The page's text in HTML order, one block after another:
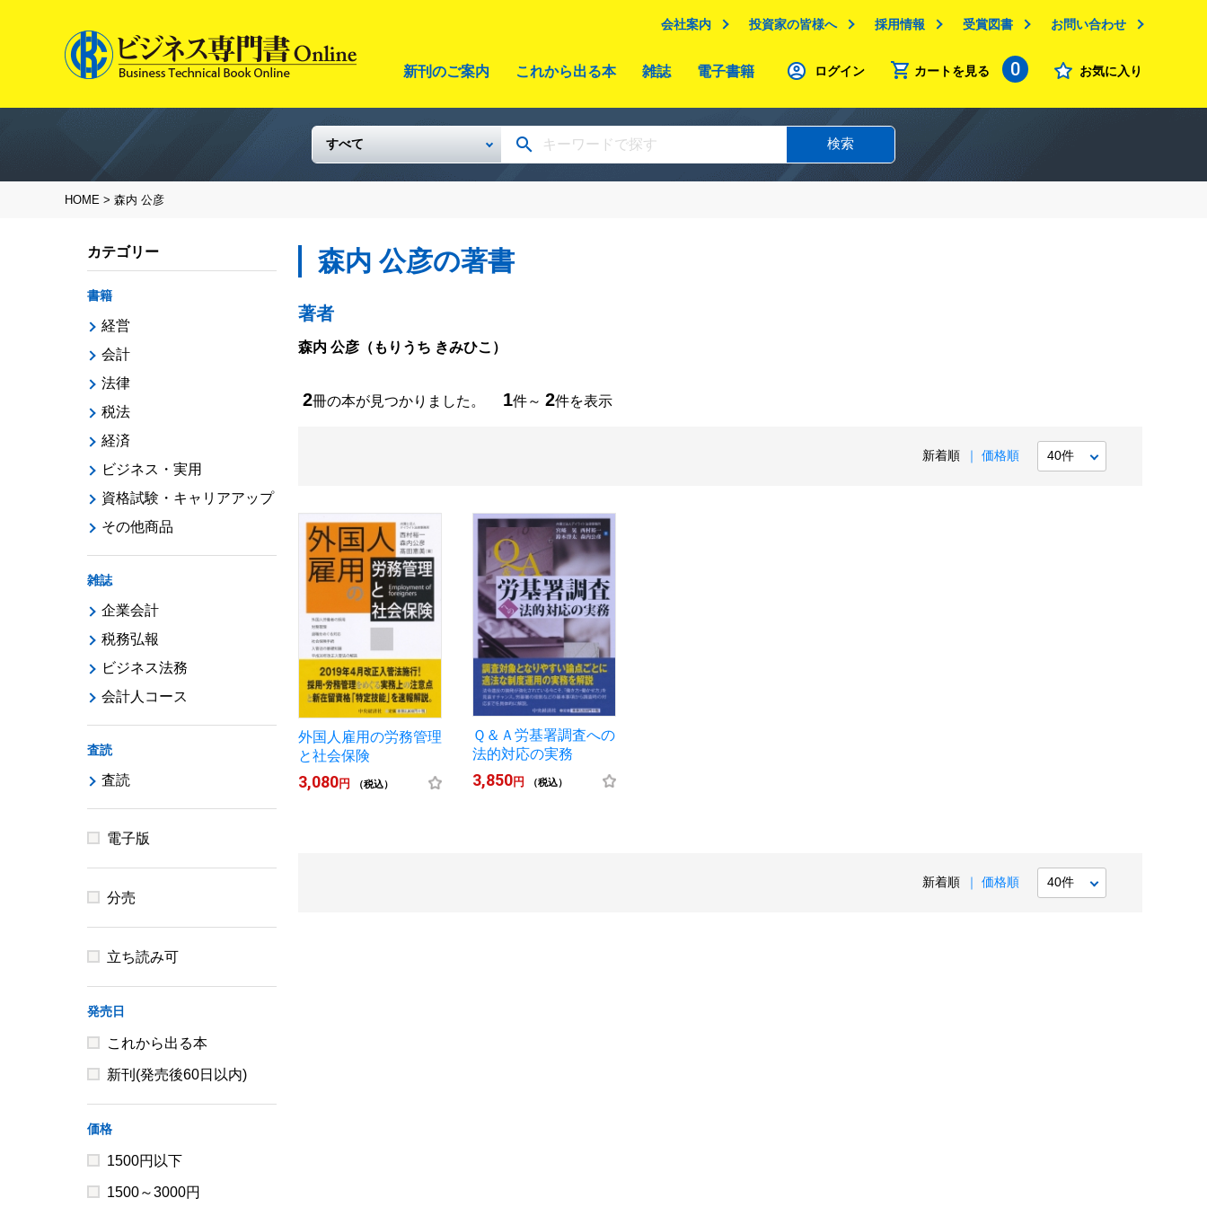
会社案内 投資家の皆様へ 採用情報 受賞図書 お問い合わせ
新刊のご案内 これから出る本 雑誌 電子書籍 ログイン カートを見る 0 お気に入り
検索
HOME > 森内 公彦
森内 公彦の著書
著者
森内 公彦 （もりうち きみひこ）
2冊の本が見つかりました。 1件～ 2件を表示
新着順 価格順
外国人雇用の労務管理
と社会保険
3,080円 （税込）
Ｑ＆Ａ労基署調査への
法的対応の実務
3,850円 （税込）
新着順 価格順
カテゴリー
書籍
経営
会計
法律
税法
経済
ビジネス・実用
資格試験・キャリアアップ
その他商品
雑誌
企業会計
税務弘報
ビジネス法務
会計人コース
査読
査読
電子版
分売
立ち読み可
発売日
これから出る本
新刊(発売後60日以内)
価格
1500円以下
1500～3000円